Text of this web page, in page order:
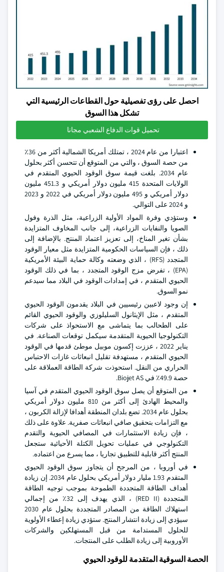
احصل على رؤى تفصيلية حول القطاعات الرئيسية التي
تشكل هذا السوق
تحميل قوات الدفاع الشعبي مجانا
اعتبارا من عام 2024 ، تمتلك أمريكا الشمالية أكثر من 36٪
من حصة السوق ، والتي من المتوقع أن تتحسن أكثر بحلول
عام 2034. بلغت قيمة سوق الوقود الحيوي المتقدم في
الولايات المتحدة 415 مليون دولار أمريكي و 451.3 مليون
دولار أمريكي و 495 مليون دولار أمريكي في 2022 و 2023
و 2024 على التوالي.
وستؤدي وفرة المواد الأولية الزراعية، مثل الذرة وفول
الصويا والنفايات الزراعية، إلى جانب المخاوف المتزايدة
بشأن تغير المناخ، إلى تعزيز اعتماد المنتج. بالإضافة إلى
ذلك ، فإن السياسات الحكومية المتزايدة مثل معيار الوقود
المتجدد (RFS) ، الذي وضعته وكالة حماية البيئة الأمريكية
(EPA) ، تفرض مزج الوقود المتجدد ، بما في ذلك الوقود
الحيوي المتقدم ، في إمدادات الوقود في البلاد مما سيدعم
نمو السوق.
إن وجود لاعبين رئيسيين في البلاد يقدمون الوقود الحيوي
المتقدم ، مثل الإيثانول السليلوزي والوقود الحيوي القائم
على الطحالب بما يتماشى مع الاستحواذ على شركات
التكنولوجيا الحيوية المتقدمة سيكمل توقعات الصناعة. في
يناير 2022 ، عززت إكسون موبيل موطئ قدمها في الوقود
الحيوي المتقدم ، مستهدفة تقليل انبعاثات غازات الاحتباس
الحراري من النقل. استحوذت شركة الطاقة العملاقة على
حصة 49.9٪ في Biojet AS.
من المتوقع أن يصل سوق الوقود الحيوي المتقدم في آسيا
والمحيط الهادئ إلى أكثر من 810 مليون دولار أمريكي
بحلول عام 2034. تضع بلدان المنطقة أهدافا لإزالة الكربون ،
مع التزامات بتحقيق صافي انبعاثات صفرية. علاوة على ذلك
، فإن زيادة الاستثمارات في المصافي الحيوية والتقدم
التكنولوجي في عمليات تحويل الكتلة الأحيائية ستجعل
المنتج أكثر قابلية للتطبيق تجاريا ، مما يسرع من اعتماده.
في أوروبا ، من المرجح أن يتجاوز سوق الوقود الحيوي
المتقدم 1.93 مليار دولار أمريكي بحلول عام 2034. إن زيادة
أهداف الطاقة المتجددة الطموحة بموجب توجيه الطاقة
المتجددة (RED II) ، الذي يهدف إلى 32٪ من إجمالي
استهلاك الطاقة من المصادر المتجددة بحلول عام 2030
سيؤدي إلى زيادة انتشار المنتج. ستؤدي زيادة إعطاء الأولوية
للحلول المستدامة من قبل المستهلكين والشركات
الأوروبية إلى زيادة الطلب على المنتجات.
الحصة السوقية المتقدمة للوقود الحيوي